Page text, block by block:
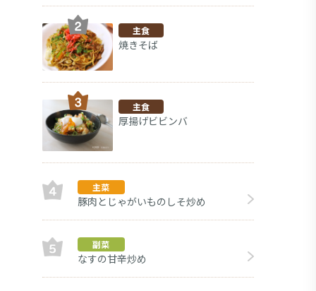
主食
焼きそば
主食
厚揚げビビンバ
主菜
豚肉とじゃがいものしそ炒め
副菜
なすの甘辛炒め